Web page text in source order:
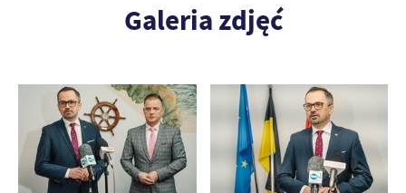
Galeria zdjęć